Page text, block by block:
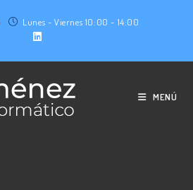
Lunes - Viernes 10:00 - 14:00
MENÚ